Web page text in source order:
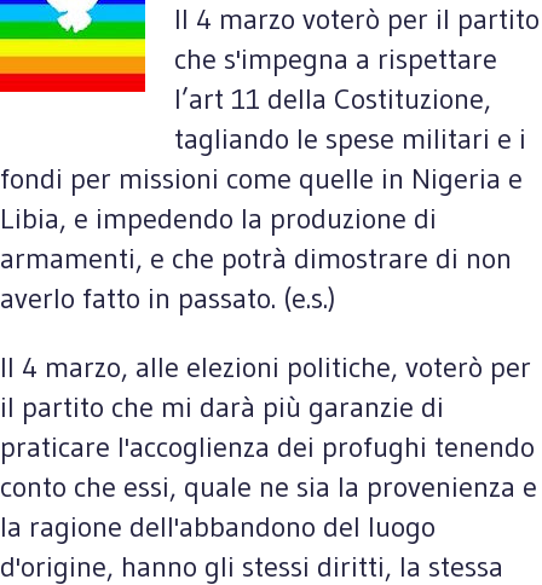
Il 4 marzo voterò per il partito
che s'impegna a rispettare
l’art 11 della Costituzione,
tagliando le spese militari e i
fondi per missioni come quelle in Nigeria e
Libia, e impedendo la produzione di
armamenti, e che potrà dimostrare di non
averlo fatto in passato. (e.s.)
Il 4 marzo, alle elezioni politiche, voterò per
il partito che mi darà più garanzie di
praticare l'accoglienza dei profughi tenendo
conto che essi, quale ne sia la provenienza e
la ragione dell'abbandono del luogo
d'origine, hanno gli stessi diritti, la stessa